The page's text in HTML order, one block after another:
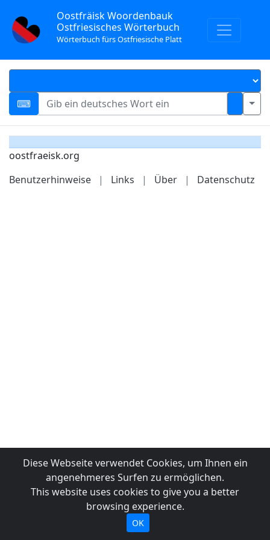
Oostfräisk Woordenbauk
Ostfriesisches Wörterbuch
Wörterbuch fürs Ostfriesische Platt
oostfraeisk.org
Benutzerhinweise
| Links | Über | Datenschutz
Diese Webseite verwendet Cookies, um Ihnen ein
angenehmeres Surfen zu ermöglichen.
This website uses cookies to give you a better
browsing experience.
OK